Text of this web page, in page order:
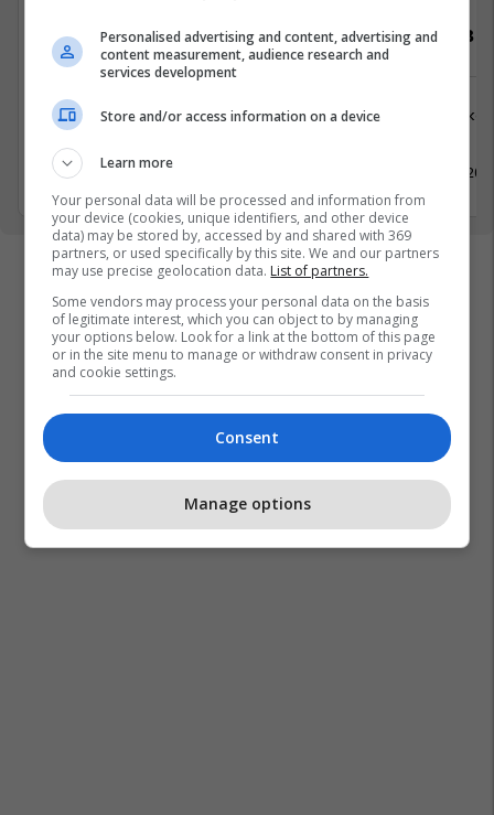
Specialist Mishi (Kasap)
Tjera
Kosovë
7 Maj 2026
Vozitës B
Logjistikë
10 Maj
Personalised advertising and content, advertising and
content measurement, audience research and
services development
Store and/or access information on a device
Learn more
Your personal data will be processed and information from
your device (cookies, unique identifiers, and other device
data) may be stored by, accessed by and shared with 369
partners, or used specifically by this site. We and our partners
may use precise geolocation data. List of partners.
Some vendors may process your personal data on the basis
of legitimate interest, which you can object to by managing
your options below. Look for a link at the bottom of this page
or in the site menu to manage or withdraw consent in privacy
and cookie settings.
Consent
Manage options